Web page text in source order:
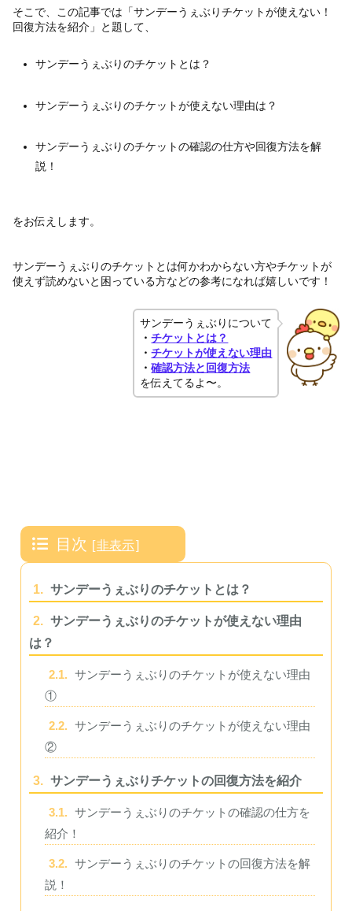
そこで、この記事では「サンデーうぇぶりチケットが使えない！
回復方法を紹介」と題して、
サンデーうぇぶりのチケットとは？
サンデーうぇぶりのチケットが使えない理由は？
サンデーうぇぶりのチケットの確認の仕方や回復方法を解
説！
をお伝えします。
サンデーうぇぶりのチケットとは何かわからない方やチケットが
使えず読めないと困っている方などの参考になれば嬉しいです！
サンデーうぇぶりについて
・チケットとは？
・チケットが使えない理由
・確認方法と回復方法
を伝えてるよ〜。
目次 [非表示]
1. サンデーうぇぶりのチケットとは？
2. サンデーうぇぶりのチケットが使えない理由
は？
2.1. サンデーうぇぶりのチケットが使えない理由
①
2.2. サンデーうぇぶりのチケットが使えない理由
②
3. サンデーうぇぶりチケットの回復方法を紹介
3.1. サンデーうぇぶりのチケットの確認の仕方を
紹介！
3.2. サンデーうぇぶりのチケットの回復方法を解
説！